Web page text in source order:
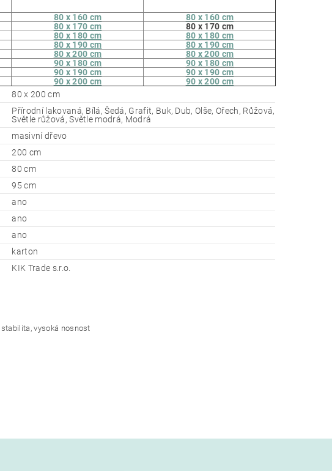
80 x 160 cm
80 x 160 cm
80 x 170 cm
80 x 170 cm
80 x 180 cm
80 x 180 cm
80 x 190 cm
80 x 190 cm
80 x 200 cm
80 x 200 cm
90 x 180 cm
90 x 180 cm
90 x 190 cm
90 x 190 cm
90 x 200 cm
90 x 200 cm
80 x 200 cm
Přírodní lakovaná, Bílá, Šedá, Grafit, Buk, Dub, Olše, Ořech, Růžová,
Světle růžová, Světle modrá, Modrá
masivní dřevo
200 cm
80 cm
95 cm
ano
ano
ano
karton
KIK Trade s.r.o.
vysoká nosnost